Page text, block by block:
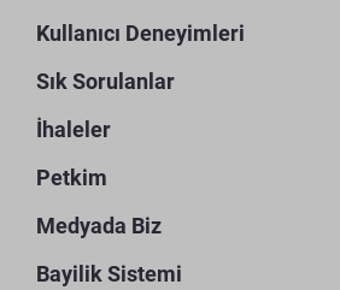
Kullanıcı Deneyimleri
Sık Sorulanlar
İhaleler
Petkim
Medyada Biz
Bayilik Sistemi